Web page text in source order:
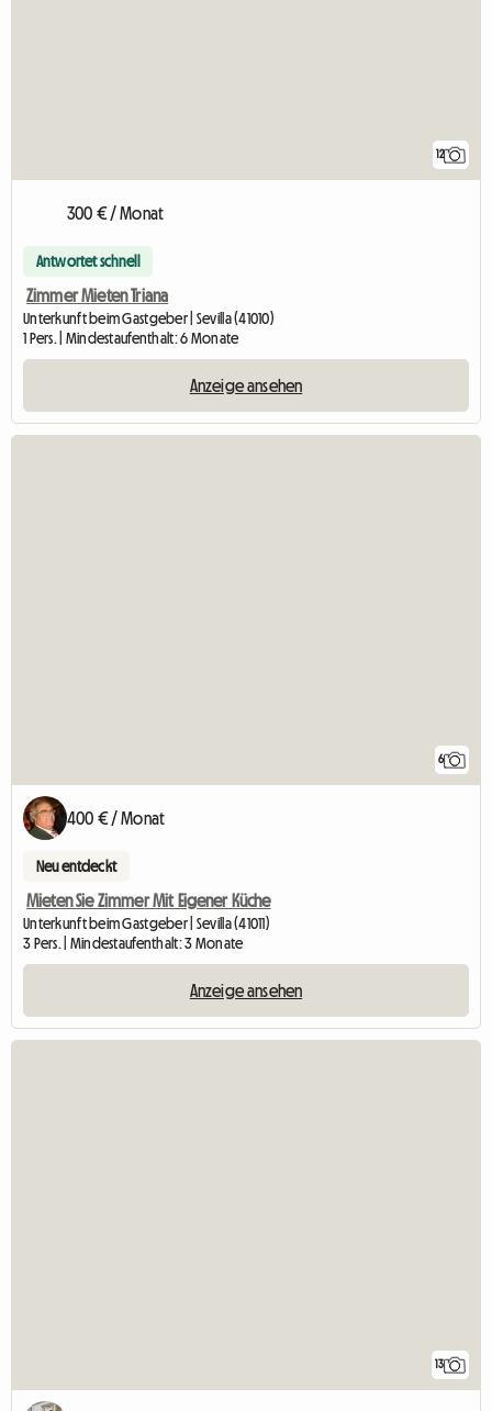
12
300 € / Monat
Antwortet schnell
Zimmer Mieten Triana
Unterkunft beim Gastgeber | Sevilla (41010)
1 Pers. | Mindestaufenthalt: 6 Monate
Anzeige ansehen
6
400 € / Monat
Neu entdeckt
Mieten Sie Zimmer Mit Eigener Küche
Unterkunft beim Gastgeber | Sevilla (41011)
3 Pers. | Mindestaufenthalt: 3 Monate
Anzeige ansehen
13